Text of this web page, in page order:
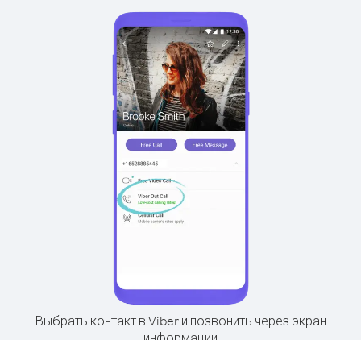
Выбрать контакт в Viber и позвонить через экран